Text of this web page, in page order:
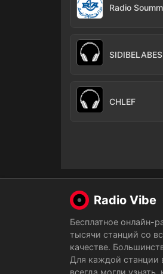
Radio
SIDIBELABES
CHLEF
Radio Vibe
Бесплатное онлайн-
тысячи станций со
качестве.
Для каждой станции
всегда могли узнать,